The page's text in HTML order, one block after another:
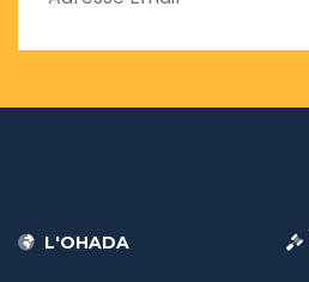
L'OHADA